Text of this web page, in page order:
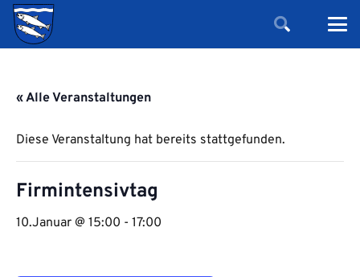
« Alle Veranstaltungen
Diese Veranstaltung hat bereits stattgefunden.
Firmintensivtag
10.Januar @ 15:00 - 17:00